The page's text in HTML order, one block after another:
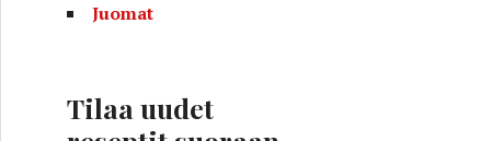
Juomat
Tilaa uudet